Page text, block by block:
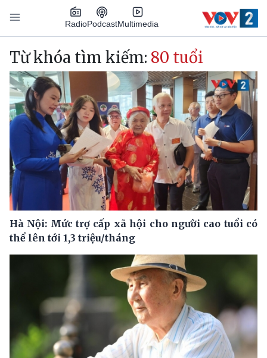
Nhảy đến nội dung
RadioPodcastMultimedia
Main navigation
Từ khóa tìm kiếm: 80 tuổi
Hà Nội: Mức trợ cấp xã hội cho người cao tuổi có
thể lên tới 1,3 triệu/tháng